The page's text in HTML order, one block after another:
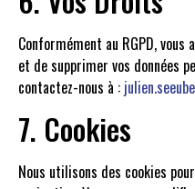
Conformément au RGPD,
et de supprimer vos données
contactez-nous à :
7. Cookies
Nous utilisons des cookies